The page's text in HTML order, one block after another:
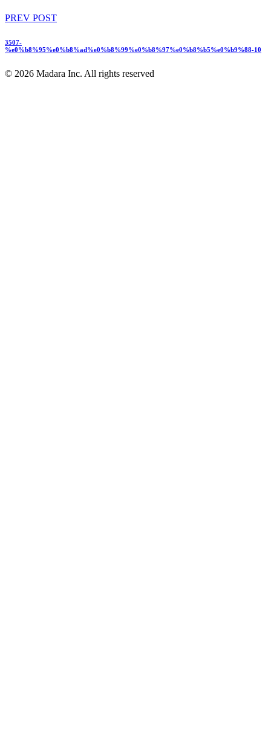
PREV POST
3507-
%e0%b8%95%e0%b8%ad%e0%b8%99%e0%b8%97%e0%b8%b5%e0%b9%88-10
© 2026 Madara Inc. All rights reserved